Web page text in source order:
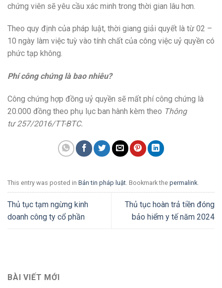
chứng viên sẽ yêu cầu xác minh trong thời gian lâu hơn.
Theo quy định của pháp luật, thời giang giải quyết là từ 02 –
10 ngày làm việc tuỳ vào tính chất của công việc uỷ quyền có
phức tạp không.
Phí công chứng là bao nhiêu?
Công chứng hợp đồng uỷ quyền sẽ mất phí công chứng là
20.000 đồng theo phụ lục ban hành kèm theo Thông
tư 257/2016/TT-BTC.
This entry was posted in Bản tin pháp luật. Bookmark the permalink.
Thủ tục tạm ngừng kinh
doanh công ty cổ phần
Thủ tục hoàn trả tiền đóng
bảo hiểm y tế năm 2024
BÀI VIẾT MỚI